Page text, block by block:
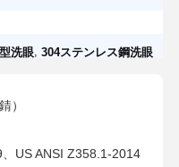
洗眼, 304ステンレス鋼洗眼
）
US ANSI Z358.1-2014